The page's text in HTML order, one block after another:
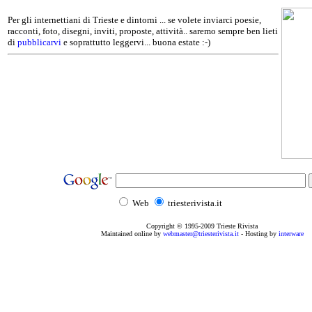
Per gli internettiani di Trieste e dintorni ... se volete inviarci poesie,
racconti, foto, disegni, inviti, proposte, attività.. saremo sempre ben lieti
di pubblicarvi e soprattutto leggervi... buona estate :-)
Web triesterivista.it
Copyright © 1995-2009 Trieste Rivista
Maintained online by webmaster@triesterivista.it- Hosting by interware